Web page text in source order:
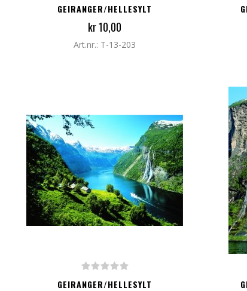
GEIRANGER/HELLESYLT
kr 10,00
Art.nr.: T-13-203
LEGG TIL I HANDLEKURV
GEIRANGER/HELLESYLT